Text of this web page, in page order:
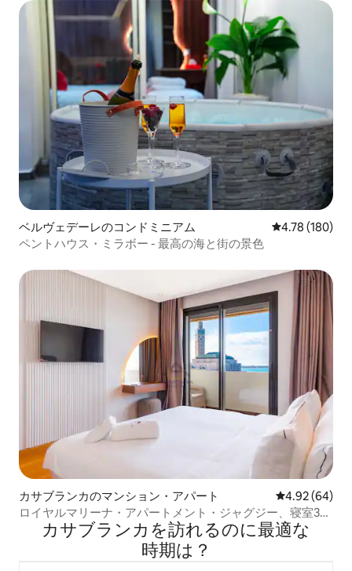
ベルヴェデーレのコンドミニアム レビュー180
4.78 (180)
ペントハウス・ミラボー - 最高の海と街の景色
カサブランカのマンション・アパート レビュー64
4.92 (64)
ロイヤルマリーナ・アパートメント・ジャグジー、寝室3室
／バスルーム3室 - Apart’Ayla
カサブランカを訪⁠れ⁠るの⁠に最⁠適⁠な
時⁠期⁠は⁠？